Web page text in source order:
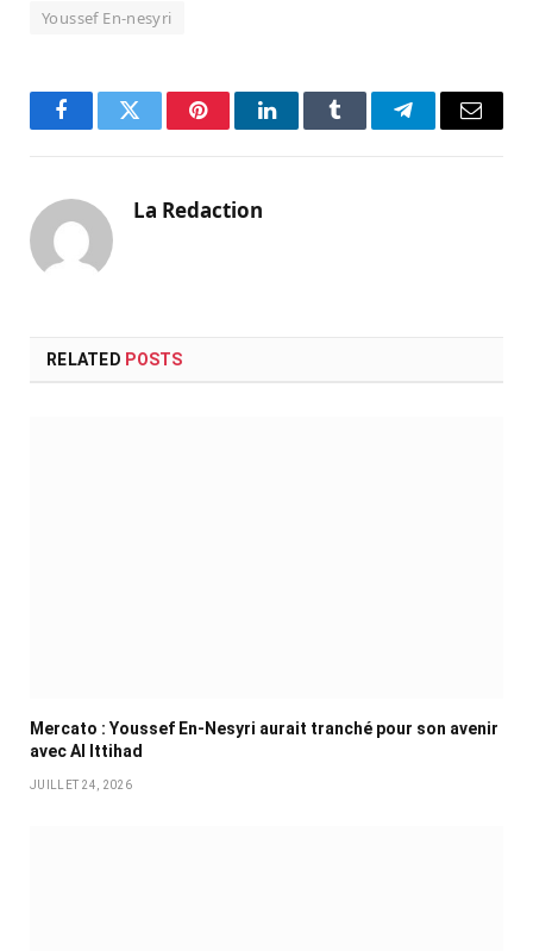
Youssef En-nesyri
FacebookTwitter PinterestLinkedInTumblr TelegramEmail
La Redaction
RELATED POSTS
Mercato : Youssef En-Nesyri aurait tranché pour son avenir
avec Al Ittihad
JUILLET 24, 2026